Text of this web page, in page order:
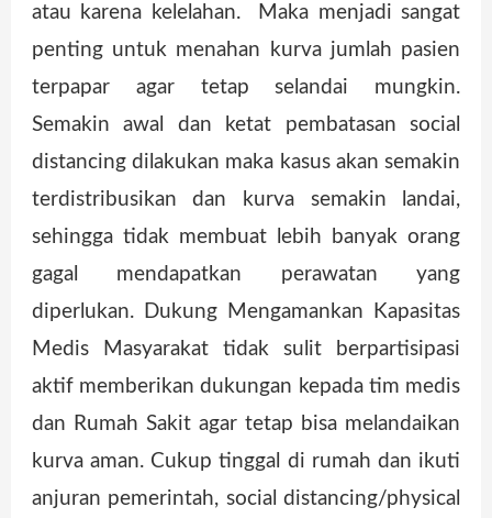
atau karena kelelahan. Maka menjadi sangat
penting untuk menahan kurva jumlah pasien
terpapar agar tetap selandai mungkin.
Semakin awal dan ketat pembatasan social
distancing dilakukan maka kasus akan semakin
terdistribusikan dan kurva semakin landai,
sehingga tidak membuat lebih banyak orang
gagal mendapatkan perawatan yang
diperlukan. Dukung Mengamankan Kapasitas
Medis Masyarakat tidak sulit berpartisipasi
aktif memberikan dukungan kepada tim medis
dan Rumah Sakit agar tetap bisa melandaikan
kurva aman. Cukup tinggal di rumah dan ikuti
anjuran pemerintah, social distancing/physical